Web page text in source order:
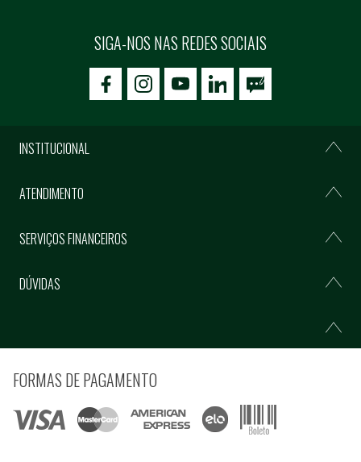
SIGA-NOS NAS REDES SOCIAIS
icon-facebookicon-social02icon-social03
INSTITUCIONAL
ATENDIMENTO
SERVIÇOS FINANCEIROS
DÚVIDAS
FORMAS DE PAGAMENTO